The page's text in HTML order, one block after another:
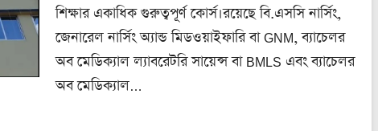
শিক্ষার একাধিক গুরুত্বপূর্ণ কোর্স।রয়েছে বি.এসসি নার্সিং,
জেনারেল নার্সিং অ্যান্ড মিডওয়াইফারি বা GNM, ব্যাচেলর
অব মেডিক্যাল ল্যাবরেটরি সায়েন্স বা BMLS এবং ব্যাচেলর
অব মেডিক্যাল…